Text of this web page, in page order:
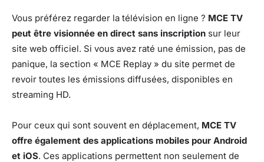
Vous préférez regarder la télévision en ligne ? MCE TV
peut être visionnée en direct sans inscription sur leur
site web officiel. Si vous avez raté une émission, pas de
panique, la section « MCE Replay » du site permet de
revoir toutes les émissions diffusées, disponibles en
streaming HD.
Pour ceux qui sont souvent en déplacement, MCE TV
offre également des applications mobiles pour Android
et iOS. Ces applications permettent non seulement de